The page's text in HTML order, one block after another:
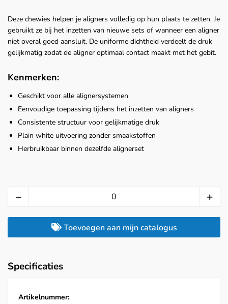
Deze chewies helpen je aligners volledig op hun plaats te zetten. Je
gebruikt ze bij het inzetten van nieuwe sets of wanneer een aligner
niet overal goed aansluit. De uniforme dichtheid verdeelt de druk
gelijkmatig zodat de aligner optimaal contact maakt met het gebit.
Kenmerken:
Geschikt voor alle alignersystemen
Eenvoudige toepassing tijdens het inzetten van aligners
Consistente structuur voor gelijkmatige druk
Plain white uitvoering zonder smaakstoffen
Herbruikbaar binnen dezelfde alignerset
Toevoegen aan mijn catalogus
Specificaties
Artikelnummer: